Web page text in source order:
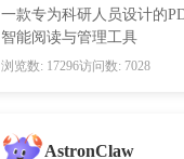
一款专为科研人员设计的
智能阅读与管理工具
浏览数: 17296访问数: 7028
AstronClaw